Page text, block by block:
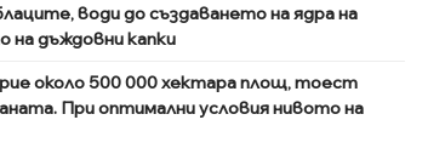
води до създаването на ядра на
на дъждовни капки
около 500 000 хектара площ, тоест
При оптимални условия нивото на